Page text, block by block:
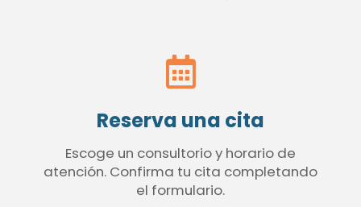
Reserva una cita
Escoge un consultorio y horario de
atención. Confirma tu cita completando
el formulario.